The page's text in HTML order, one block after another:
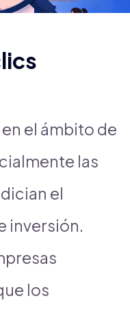
el ámbito de
las
el
inversión.
los